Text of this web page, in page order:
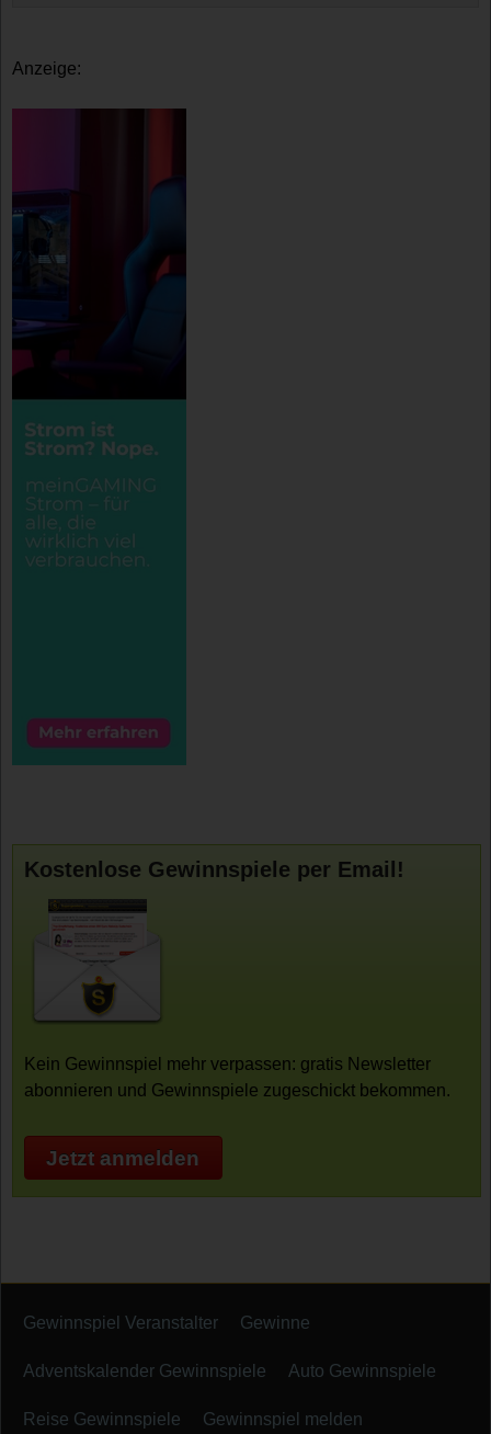
Anzeige:
Kostenlose Gewinnspiele per Email!
Kein Gewinnspiel mehr verpassen: gratis Newsletter
abonnieren und Gewinnspiele zugeschickt bekommen.
Jetzt anmelden
Gewinnspiel Veranstalter Gewinne
Adventskalender Gewinnspiele Auto Gewinnspiele
Reise Gewinnspiele Gewinnspiel melden